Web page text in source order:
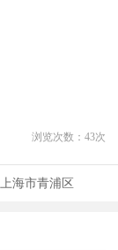
浏览次数： 43次
上海市青浦区